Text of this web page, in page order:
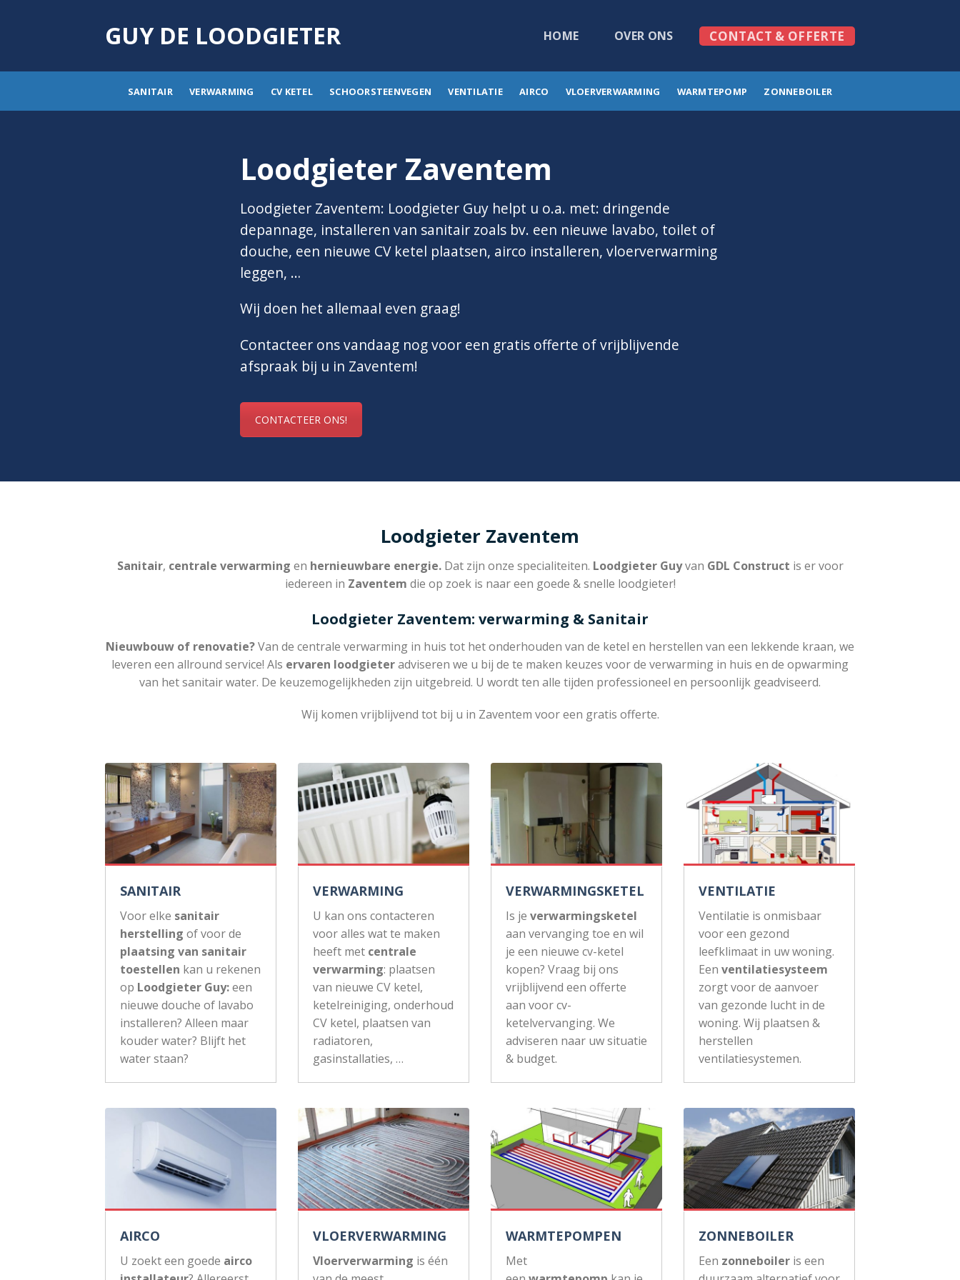
GUY DE LOODGIETER HOME OVER ONS CONTACT & OFFERTE
SANITAIR VERWARMING CV KETEL SCHOORSTEENVEGEN VENTILATIE AIRCO VLOERVERWARMING WARMTEPOMP ZONNEBOILER
Loodgieter Zaventem
Loodgieter Zaventem: Loodgieter Guy helpt u o.a. met: dringende
depannage, installeren van sanitair zoals bv. een nieuwe lavabo, toilet of
douche, een nieuwe CV ketel plaatsen, airco installeren, vloerverwarming
leggen, …
Wij doen het allemaal even graag!
Contacteer ons vandaag nog voor een gratis offerte of vrijblijvende
afspraak bij u in Zaventem!
CONTACTEER ONS!
Loodgieter Zaventem
Sanitair, centrale verwarming en hernieuwbare energie.Dat zijn onze specialiteiten. Loodgieter Guyvan GDL Construct is er voor
iedereen in Zaventem die op zoek is naar een goede & snelle loodgieter!
Loodgieter Zaventem: verwarming & Sanitair
Nieuwbouw of renovatie?Van de centrale verwarming in huis tot het onderhouden van de ketel en herstellen van een lekkende kraan, we
leveren een allround service! Als ervaren loodgieteradviseren we u bij de te maken keuzes voor de verwarming in huis en de opwarming
van het sanitair water. De keuzemogelijkheden zijn uitgebreid. U wordt ten alle tijden professioneel en persoonlijk geadviseerd.
Wij komen vrijblijvend tot bij u in Zaventem voor een gratis offerte.
SANITAIR
Voor elke sanitair
herstelling of voor de
plaatsing van sanitair
toestellen kan u rekenen
op Loodgieter Guy:een
nieuwe douche of lavabo
installeren? Alleen maar
kouder water? Blijft het
water staan?
VERWARMING
U kan ons contacteren
voor alles wat te maken
heeft met centrale
verwarming: plaatsen
van nieuwe CV ketel,
ketelreiniging, onderhoud
CV ketel, plaatsen van
radiatoren,
gasinstallaties, …
VERWARMINGSKETEL
Is je verwarmingsketel
aan vervanging toe en wil
je een nieuwe cv-ketel
kopen? Vraag bij ons
vrijblijvend een offerte
aan voor cv-
ketelvervanging. We
adviseren naar uw situatie
& budget.
VENTILATIE
Ventilatie is onmisbaar
voor een gezond
leefklimaat in uw woning.
Een ventilatiesysteem
zorgt voor de aanvoer
van gezonde lucht in de
woning. Wij plaatsen &
herstellen
ventilatiesystemen.
AIRCO
U zoekt een goede airco
VLOERVERWARMING
Vloerverwarming is één
WARMTEPOMPEN
Met
ZONNEBOILER
Een zonneboiler is een